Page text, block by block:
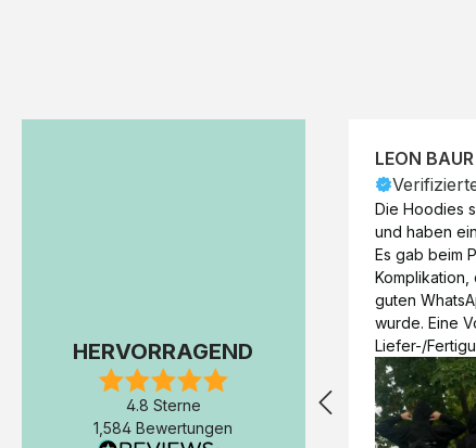
HERVORRAGEND
4.8 Sterne
1,584 Bewertungen
LEON
Die Hoodies
und haben
Es gab beim
guten
wurde. Eine
Liefer-/
wäre
Werktage
Express-
erfolgte